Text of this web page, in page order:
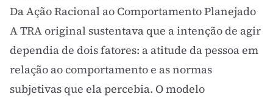
Da Ação Racional ao Comportamento Planejado
A TRA original sustentava que a intenção de agir
dependia de dois fatores: a atitude da pessoa em
relação ao comportamento e as normas
subjetivas que ela percebia. O modelo